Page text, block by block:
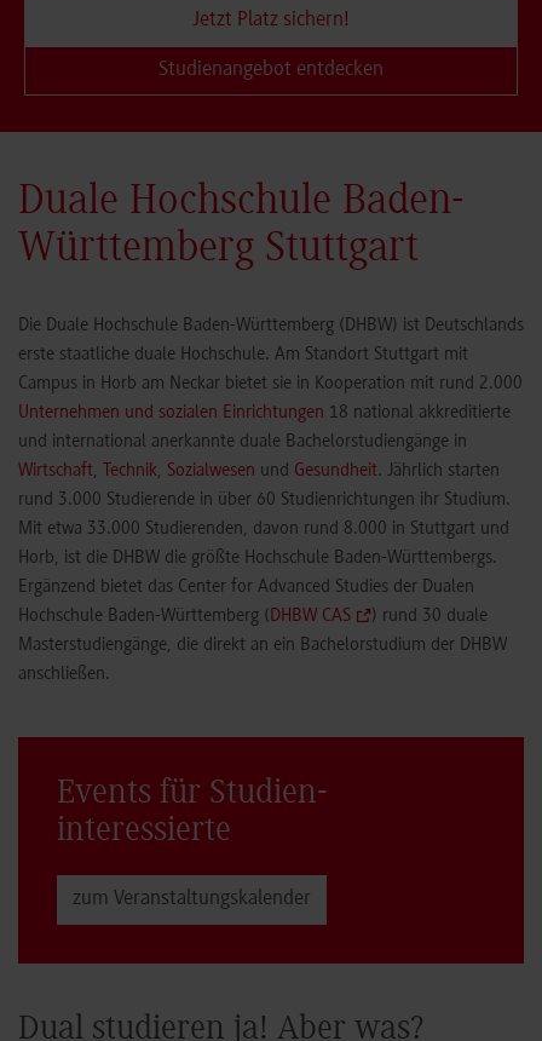
Jetzt Platz sichern!
Studienangebot entdecken
Duale Hochschule Baden-
Württemberg Stuttgart
Die Duale Hochschule Baden-Württemberg (DHBW) ist Deutschlands
erste staatliche duale Hochschule. Am Standort Stuttgart mit
Campus in Horb am Neckar bietet sie in Kooperation mit rund 2.000
Unternehmen und sozialen Einrichtungen 18 national akkreditierte
und international anerkannte duale Bachelorstudiengänge in
Wirtschaft, Technik, Sozialwesen und Gesundheit. Jährlich starten
rund 3.000 Studierende in über 60 Studienrichtungen ihr Studium.
Mit etwa 33.000 Studierenden, davon rund 8.000 in Stuttgart und
Horb, ist die DHBW die größte Hochschule Baden-Württembergs.
Ergänzend bietet das Center for Advanced Studies der Dualen
Hochschule Baden-Württemberg (DHBW CAS
) rund 30 duale
Masterstudiengänge, die direkt an ein Bachelorstudium der DHBW
anschließen.
Events für Studien­
interessierte
zum Veranstaltungs­kalender
Dual studieren ja! Aber was?